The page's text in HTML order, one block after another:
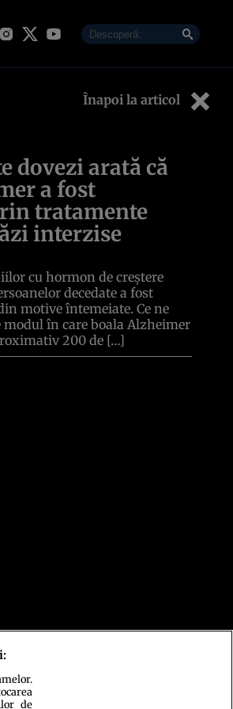
Înapoi la articol
dovezi arată că
a fost
tratamente
interzise
cu hormon de creștere
decedate a fost
motive întemeiate. Ce ne
modul în care boala Alzheimer
200 de […]
de